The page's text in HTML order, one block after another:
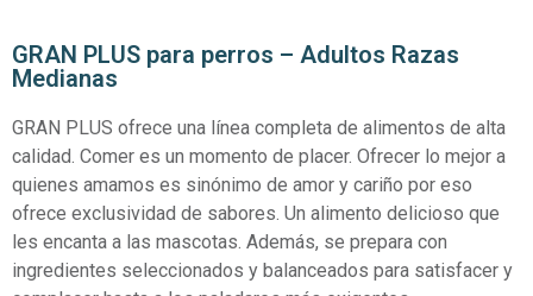
GRAN PLUS para perros – Adultos Razas
Medianas
GRAN PLUS ofrece una línea completa de alimentos de alta
calidad. Comer es un momento de placer. Ofrecer lo mejor a
quienes amamos es sinónimo de amor y cariño por eso
ofrece exclusividad de sabores. Un alimento delicioso que
les encanta a las mascotas. Además, se prepara con
ingredientes seleccionados y balanceados para satisfacer y